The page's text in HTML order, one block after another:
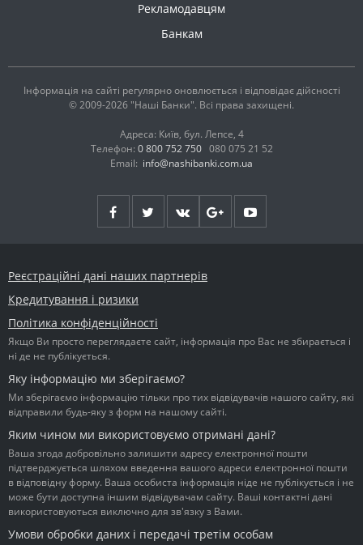
Рекламодавцям
Банкам
Інформація на сайті регулярно оновлюється і відповідає дійсності
© 2009-2026 "Наші Банки". Всі права захищені.
Адреса: Київ, бул. Лепсе, 4
Телефон: 0 800 752 750 080 075 21 52
Email: info@nashibanki.com.ua
Реєстраційні дані наших партнерів
Кредитування і ризики
Політика конфіденційності
Якщо Ви просто переглядаєте сайт, інформація про Вас не збирається і
ні де не публікується.
Яку інформацію ми зберігаємо?
Ми зберігаємо інформацію тільки про тих відвідувачів нашого сайту, які
відправили будь-яку з форм на нашому сайті.
Яким чином ми використовуємо отримані дані?
Ваша згода добровільно залишити адресу електронної пошти
підтверджується шляхом введення вашого адреси електронної пошти
в відповідну форму. Ваша особиста інформація ніде не публікується і не
може бути доступна іншим відвідувачам сайту. Ваші контактні дані
використовуються виключно для зв'язку з Вами.
Умови обробки даних і передачі третім особам